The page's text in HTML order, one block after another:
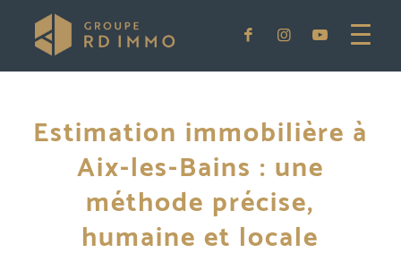
Estimation immobilière à
Aix-les-Bains : une
méthode précise,
humaine et locale